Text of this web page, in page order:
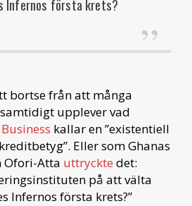
Infernos första krets?
bortse från att många
upplever vad
kallar en ”existentiell
Eller som Ghanas
Ofori-Atta uttryckte det:
på att välta
Infernos första krets?”